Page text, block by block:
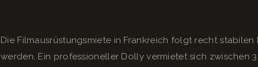
Die Filmausrüstungsmiete in Frankreich folgt recht
werden. Ein professioneller Dolly vermietet sich zwischen